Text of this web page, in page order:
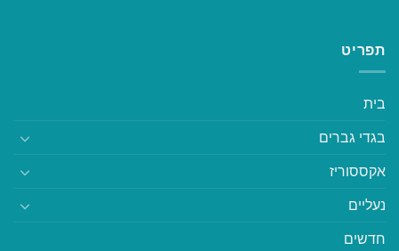
תפריט
בית
בגדי גברים
אקססוריז
נעליים
חדשים